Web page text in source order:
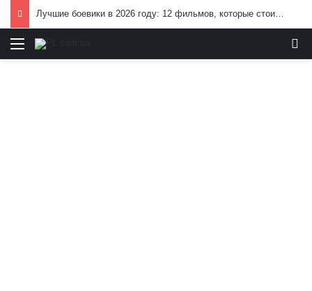
Лучшие боевики в 2026 году: 12 фильмов, которые стоит посмотреть
Меню